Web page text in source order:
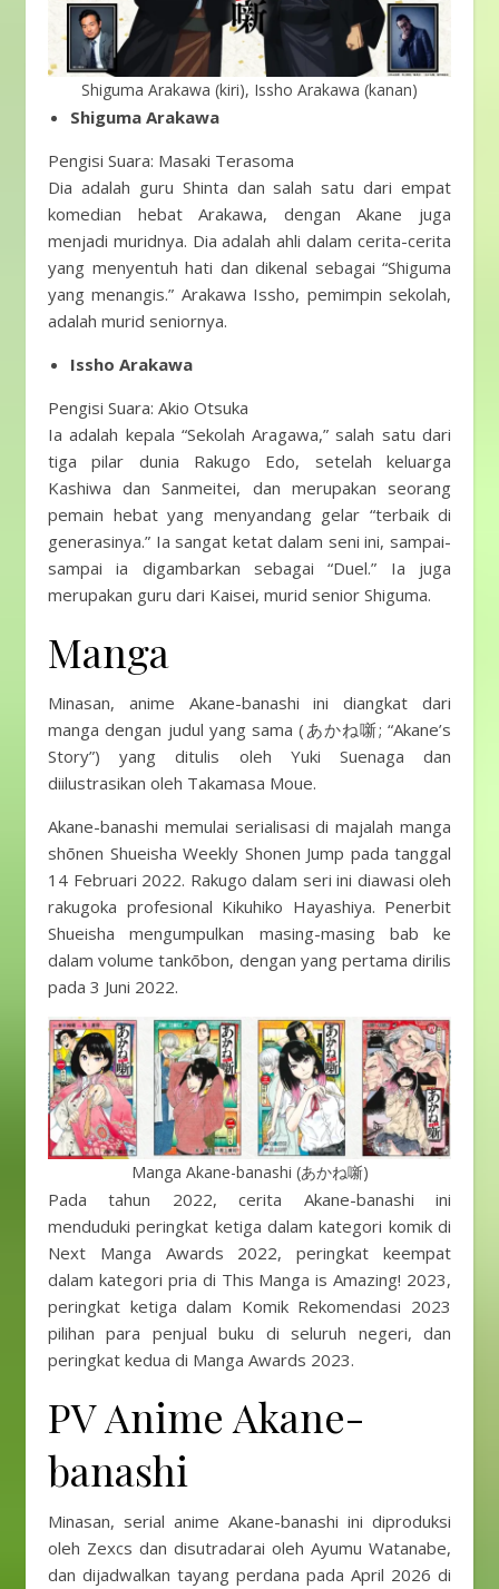
Shiguma Arakawa (kiri), Issho Arakawa (kanan)
Shiguma Arakawa
Pengisi Suara: Masaki Terasoma
Dia adalah guru Shinta dan salah satu dari empat
komedian hebat Arakawa, dengan Akane juga
menjadi muridnya. Dia adalah ahli dalam cerita-cerita
yang menyentuh hati dan dikenal sebagai “Shiguma
yang menangis.” Arakawa Issho, pemimpin sekolah,
adalah murid seniornya.
Issho Arakawa
Pengisi Suara: Akio Otsuka
Ia adalah kepala “Sekolah Aragawa,” salah satu dari
tiga pilar dunia Rakugo Edo, setelah keluarga
Kashiwa dan Sanmeitei, dan merupakan seorang
pemain hebat yang menyandang gelar “terbaik di
generasinya.” Ia sangat ketat dalam seni ini, sampai-
sampai ia digambarkan sebagai “Duel.” Ia juga
merupakan guru dari Kaisei, murid senior Shiguma.
Manga
Minasan, anime Akane-banashi ini diangkat dari
manga dengan judul yang sama (あかね噺; “Akane’s
Story”) yang ditulis oleh Yuki Suenaga dan
diilustrasikan oleh Takamasa Moue.
Akane-banashi memulai serialisasi di majalah manga
shōnen Shueisha Weekly Shonen Jump pada tanggal
14 Februari 2022. Rakugo dalam seri ini diawasi oleh
rakugoka profesional Kikuhiko Hayashiya. Penerbit
Shueisha mengumpulkan masing-masing bab ke
dalam volume tankōbon, dengan yang pertama dirilis
pada 3 Juni 2022.
Manga Akane-banashi (あかね噺)
Pada tahun 2022, cerita Akane-banashi ini
menduduki peringkat ketiga dalam kategori komik di
Next Manga Awards 2022, peringkat keempat
dalam kategori pria di This Manga is Amazing! 2023,
peringkat ketiga dalam Komik Rekomendasi 2023
pilihan para penjual buku di seluruh negeri, dan
peringkat kedua di Manga Awards 2023.
PV Anime Akane-
banashi
Minasan, serial anime Akane-banashi ini diproduksi
oleh Zexcs dan disutradarai oleh Ayumu Watanabe,
dan dijadwalkan tayang perdana pada April 2026 di